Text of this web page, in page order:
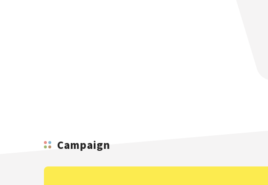
Campaign